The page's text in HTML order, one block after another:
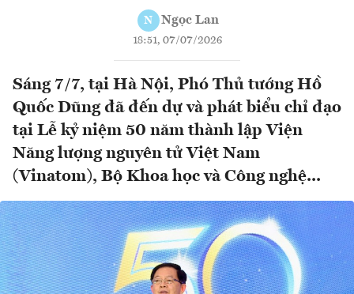
N Ngọc Lan
18:51, 07/07/2026
Sáng 7/7, tại Hà Nội, Phó Thủ tướng Hồ
Quốc Dũng đã đến dự và phát biểu chỉ đạo
tại Lễ kỷ niệm 50 năm thành lập Viện
Năng lượng nguyên tử Việt Nam
(Vinatom), Bộ Khoa học và Công nghệ...